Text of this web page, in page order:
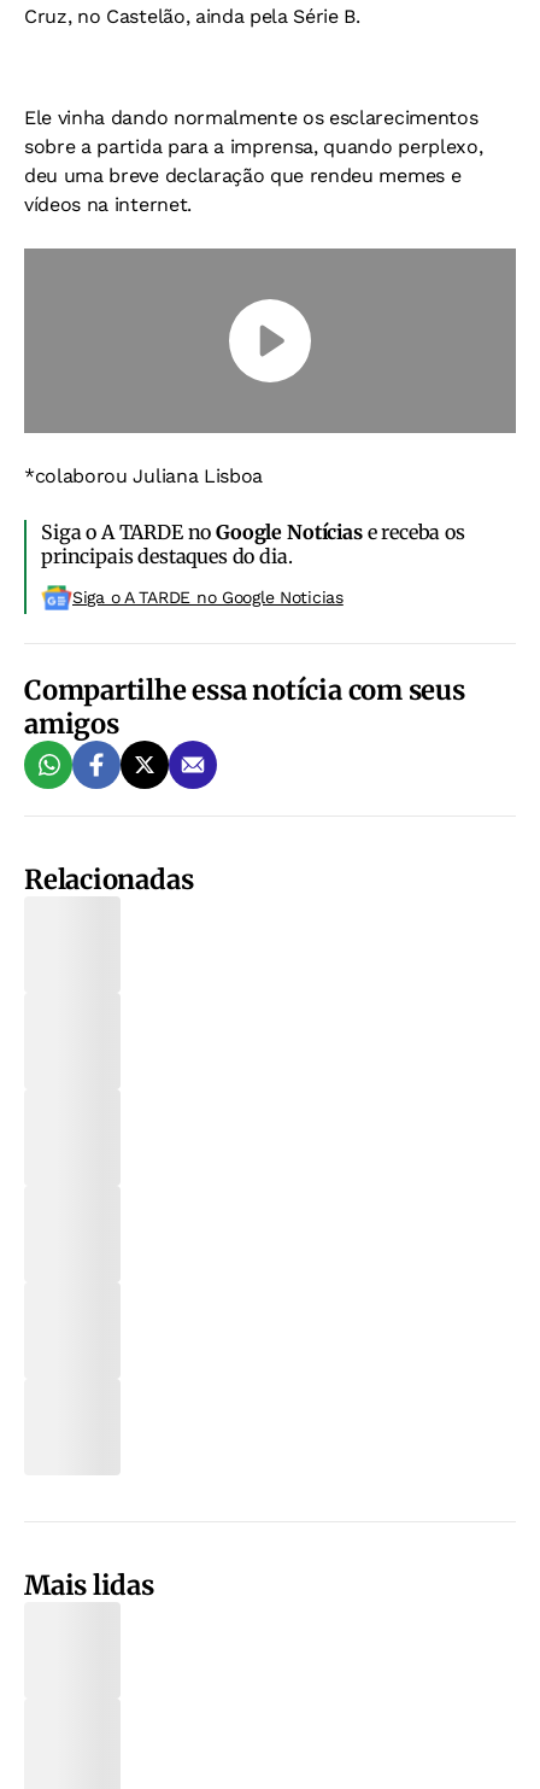
Cruz, no Castelão, ainda pela Série B.
Ele vinha dando normalmente os esclarecimentos
sobre a partida para a imprensa, quando perplexo,
deu uma breve declaração que rendeu memes e
vídeos na internet.
*colaborou Juliana Lisboa
Siga o A TARDE noGoogle Notíciase receba os
principais destaques do dia.
Siga o A TARDE no Google Noticias
Compartilhe essa notícia com seus
amigos
Relacionadas
Mais lidas